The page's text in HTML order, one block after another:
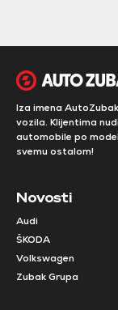
Iza imena
vozila. Klijentima
automobile po
svemu ostalom!
Novosti
Audi
ŠKODA
Volkswagen
Zubak Grupa